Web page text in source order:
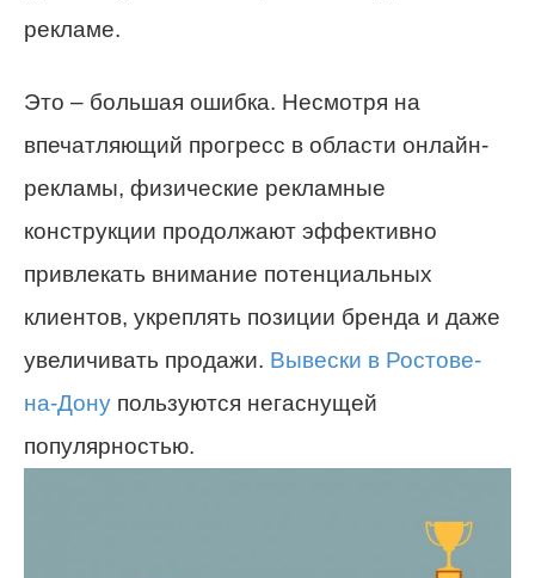
рекламе.
Это – большая ошибка. Несмотря на
впечатляющий прогресс в области онлайн-
рекламы, физические рекламные
конструкции продолжают эффективно
привлекать внимание потенциальных
клиентов, укреплять позиции бренда и даже
увеличивать продажи. Вывески в Ростове-
на-Дону пользуются негаснущей
популярностью.